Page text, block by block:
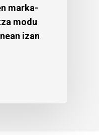
marka-
modu
izan